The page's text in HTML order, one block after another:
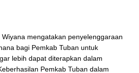
mengatakan penyelenggaraan
bagi Pemkab Tuban untuk
lebih dapat diterapkan dalam
Pemkab Tuban dalam